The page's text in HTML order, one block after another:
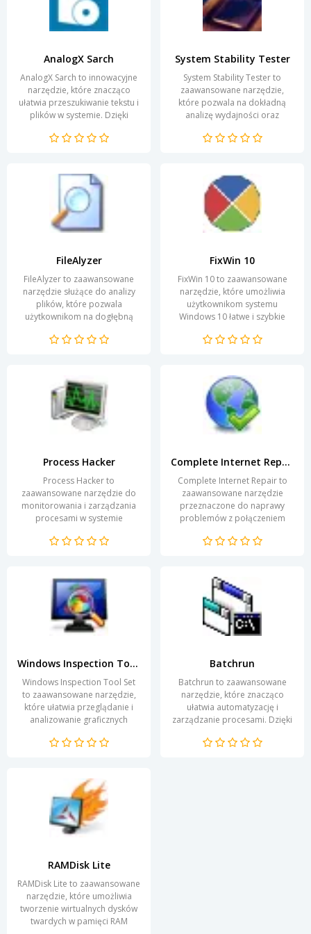
AnalogX Sarch
AnalogX Sarch to innowacyjne
narzędzie, które znacząco
ułatwia przeszukiwanie tekstu i
plików w systemie. Dzięki
interfejsowi...
System Stability Tester
System Stability Tester to
zaawansowane narzędzie,
które pozwala na dokładną
analizę wydajności oraz
komputerowych. Dzięki
FileAlyzer
FileAlyzer to zaawansowane
narzędzie służące do analizy
plików, które pozwala
użytkownikom na dogłębną
danych. Program ten jest...
FixWin 10
FixWin 10 to zaawansowane
narzędzie, które umożliwia
użytkownikom systemu
Windows 10 łatwe i szybkie
związanych z systemem
Process Hacker
Process Hacker to
zaawansowane narzędzie do
monitorowania i zarządzania
procesami w systemie
funkcjonalności umożliwia
Complete Internet Repair
Complete Internet Repair to
zaawansowane narzędzie
przeznaczone do naprawy
problemów z połączeniem
i intuicyjnemu interfejsowi,...
Windows Inspection Tool Set
Windows Inspection Tool Set
to zaawansowane narzędzie,
które ułatwia przeglądanie i
analizowanie graficznych
systemie Windows....
Batchrun
Batchrun to zaawansowane
narzędzie, które znacząco
ułatwia automatyzację i
zarządzanie procesami. Dzięki
uruchamiać wiele...
RAMDisk Lite
RAMDisk Lite to zaawansowane
narzędzie, które umożliwia
tworzenie wirtualnych dysków
twardych w pamięci RAM